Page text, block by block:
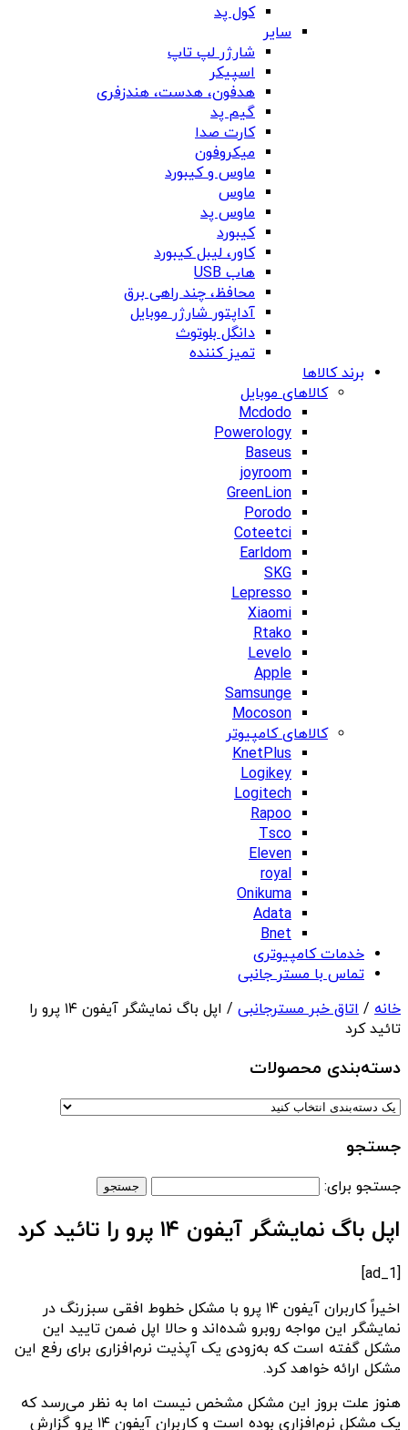
کول پد
سایر
شارژر لپ تاپ
اسپیکر
هدفون، هدست، هندزفری
گیم پد
کارت صدا
میکروفون
ماوس و کیبورد
ماوس
ماوس پد
کیبورد
کاور، لیبل کیبورد
هاب USB
محافظ، چند راهی برق
آداپتور شارژر موبایل
دانگل بلوتوث
تمیز کننده
برند کالاها
کالاهای موبایل
Mcdodo
Powerology
Baseus
joyroom
GreenLion
Porodo
Coteetci
Earldom
SKG
Lepresso
Xiaomi
Rtako
Levelo
Apple
Samsunge
Mocoson
کالاهای کامپیوتر
KnetPlus
Logikey
Logitech
Rapoo
Tsco
Eleven
royal
Onikuma
Adata
Bnet
خدمات کامپیوتری
تماس با مستر جانبی
خانه / اتاق خبر مسترجانبی
/ اپل باگ نمایشگر آیفون ۱۴ پرو را
تائید کرد
دسته‌بندی‌ محصولات
جستجو
جستجو برای:
اپل باگ نمایشگر آیفون ۱۴ پرو را تائید کرد
[ad_1]
اخیراً کاربران آیفون ۱۴ پرو با مشکل خطوط افقی سبزرنگ در
نمایشگر این مواجه روبرو شده‌اند و حالا اپل ضمن تایید این
مشکل گفته است که به‌زودی یک آپذیت نرم‌افزاری برای رفع این
مشکل ارائه خواهد کرد.
هنوز علت بروز این مشکل مشخص نیست اما به نظر می‌رسد که
یک مشکل نرم‌افزاری بوده است و کاربران آیفون ۱۴ پرو گزارش